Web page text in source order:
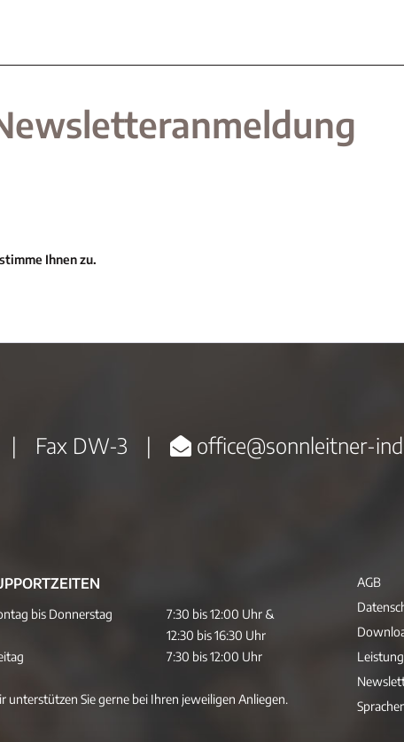
Ihnen zu.
| Fax DW-3 | office@sonnleitner-
bis Donnerstag
7:30 bis 12:00 Uhr &
12:30 bis 16:30 Uhr
7:30 bis 12:00 Uhr
unterstützen Sie gerne bei Ihren jeweiligen Anliegen.
AGB